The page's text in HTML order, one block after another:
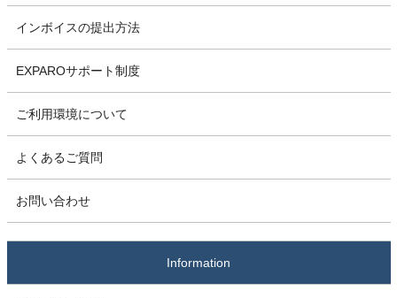
インボイスの提出方法
EXPAROサポート制度
ご利用環境について
よくあるご質問
お問い合わせ
Information